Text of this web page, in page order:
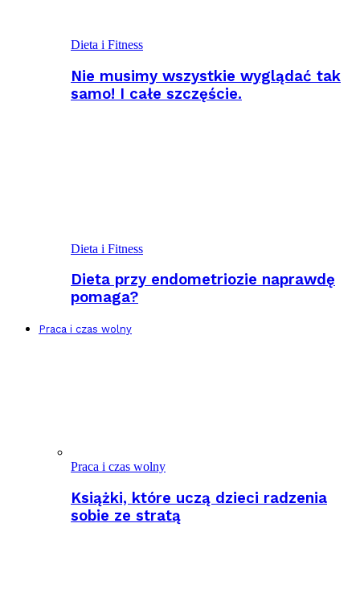
Dieta i Fitness
Nie musimy wszystkie wyglądać tak
samo! I całe szczęście.
Dieta i Fitness
Dieta przy endometriozie naprawdę
pomaga?
Praca i czas wolny
Praca i czas wolny
Książki, które uczą dzieci radzenia
sobie ze stratą